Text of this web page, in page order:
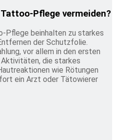
Pflege vermeiden?
Pflege beinhalten zu starkes
der Schutzfolie.
vor allem in den ersten
die starkes
wie Rötungen
ein Arzt oder Tätowierer